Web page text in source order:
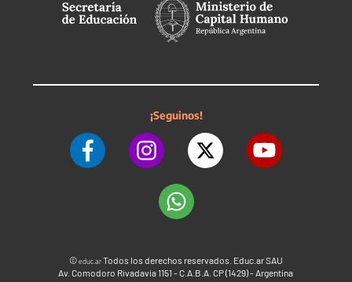
¡Seguinos!
©educ.arTodos los derechos reservados. Educ.ar SAU
Av. Comodoro Rivadavia 1151 - C.A.B.A. CP (1429) - Argentina